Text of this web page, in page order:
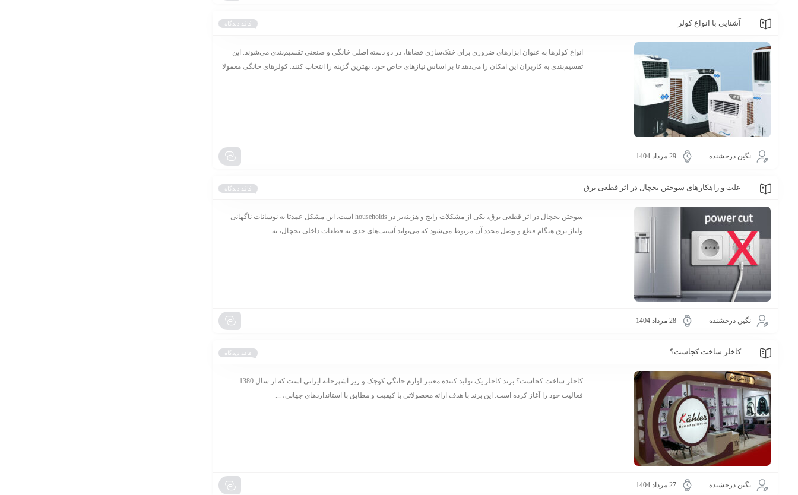
فاقد دیدگاه آشنایی با انواع کولر
انواع کولرها به عنوان ابزارهای ضروری برای خنک‌سازی فضاها، در دو دسته اصلی خانگی و صنعتی تقسیم‌بندی می‌شوند. این
تقسیم‌بندی به کاربران این امکان را می‌دهد تا بر اساس نیازهای خاص خود، بهترین گزینه را انتخاب کنند. کولرهای خانگی معمولا
نگین درخشنده 29 مرداد 1404
فاقد دیدگاه علت و راهکارهای سوختن یخچال در اثر قطعی برق
سوختن یخچال در اثر قطعی برق، یکی از مشکلات رایج و هزینه‌بر در households است. این مشکل عمدتا به نوسانات ناگهانی
ولتاژ برق هنگام قطع و وصل مجدد آن مربوط می‌شود که می‌تواند آسیب‌های جدی به قطعات داخلی یخچال، به ...
نگین درخشنده 28 مرداد 1404
فاقد دیدگاه کاخلر ساخت کجاست؟
کاخلر ساخت کجاست؟ برند کاخلر یک تولید کننده معتبر لوازم خانگی کوچک و ریز آشپزخانه ایرانی است که از سال 1380
فعالیت خود را آغاز کرده است. این برند با هدف ارائه محصولاتی با کیفیت و مطابق با استانداردهای جهانی، ...
نگین درخشنده 27 مرداد 1404